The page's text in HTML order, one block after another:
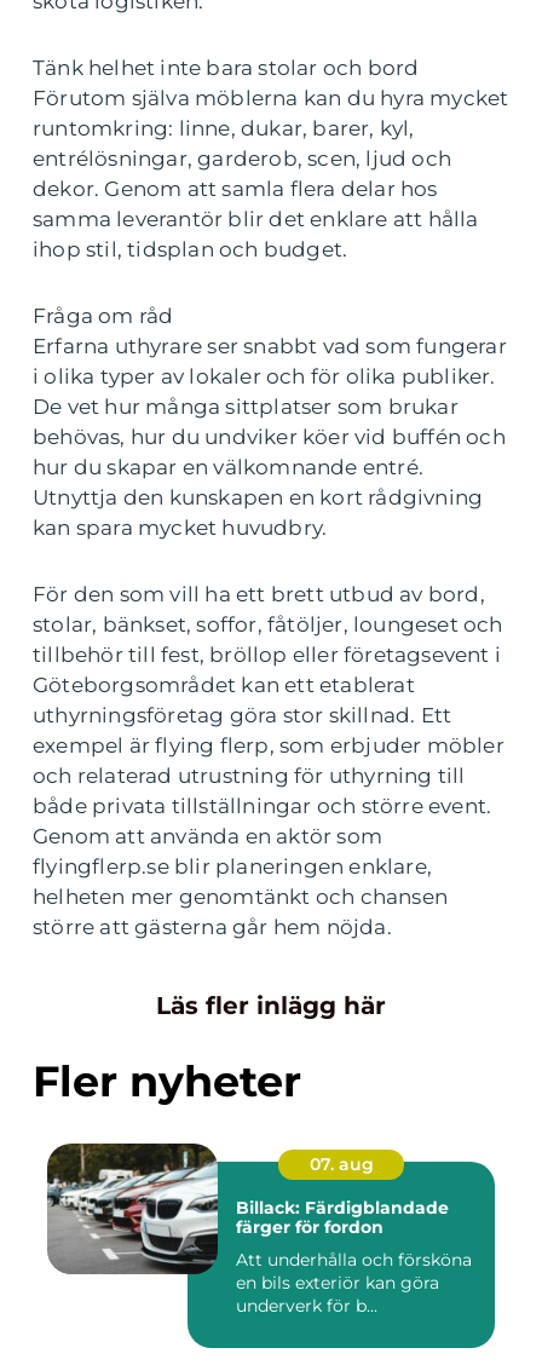
Tänk helhet inte bara stolar och bord
Förutom själva möblerna kan du hyra mycket
runtomkring: linne, dukar, barer, kyl,
entrélösningar, garderob, scen, ljud och
dekor. Genom att samla flera delar hos
samma leverantör blir det enklare att hålla
ihop stil, tidsplan och budget.
Fråga om råd
Erfarna uthyrare ser snabbt vad som fungerar
i olika typer av lokaler och för olika publiker.
De vet hur många sittplatser som brukar
behövas, hur du undviker köer vid buffén och
hur du skapar en välkomnande entré.
Utnyttja den kunskapen en kort rådgivning
kan spara mycket huvudbry.
För den som vill ha ett brett utbud av bord,
stolar, bänkset, soffor, fåtöljer, loungeset och
tillbehör till fest, bröllop eller företagsevent i
Göteborgsområdet kan ett etablerat
uthyrningsföretag göra stor skillnad. Ett
exempel är flying flerp, som erbjuder möbler
och relaterad utrustning för uthyrning till
både privata tillställningar och större event.
Genom att använda en aktör som
flyingflerp.se blir planeringen enklare,
helheten mer genomtänkt och chansen
större att gästerna går hem nöjda.
Läs fler inlägg här
Fler nyheter
07. aug
Billack: Färdigblandade
färger för fordon
Att underhålla och försköna
en bils exteriör kan göra
underverk för b...